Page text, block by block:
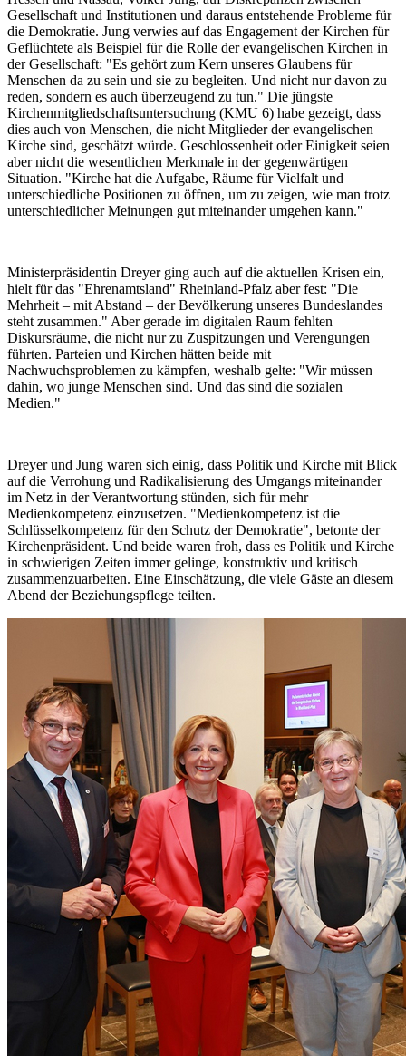
Gesellschaft und Institutionen und daraus entstehende Probleme für
die Demokratie. Jung verwies auf das Engagement der Kirchen für
Geflüchtete als Beispiel für die Rolle der evangelischen Kirchen in
der Gesellschaft: "Es gehört zum Kern unseres Glaubens für
Menschen da zu sein und sie zu begleiten. Und nicht nur davon zu
reden, sondern es auch überzeugend zu tun." Die jüngste
Kirchenmitgliedschaftsuntersuchung (KMU 6) habe gezeigt, dass
dies auch von Menschen, die nicht Mitglieder der evangelischen
Kirche sind, geschätzt würde. Geschlossenheit oder Einigkeit seien
aber nicht die wesentlichen Merkmale in der gegenwärtigen
Situation. "Kirche hat die Aufgabe, Räume für Vielfalt und
unterschiedliche Positionen zu öffnen, um zu zeigen, wie man trotz
unterschiedlicher Meinungen gut miteinander umgehen kann."
Ministerpräsidentin Dreyer ging auch auf die aktuellen Krisen ein,
hielt für das "Ehrenamtsland" Rheinland-Pfalz aber fest: "Die
Mehrheit – mit Abstand – der Bevölkerung unseres Bundeslandes
steht zusammen." Aber gerade im digitalen Raum fehlten
Diskursräume, die nicht nur zu Zuspitzungen und Verengungen
führten. Parteien und Kirchen hätten beide mit
Nachwuchsproblemen zu kämpfen, weshalb gelte: "Wir müssen
dahin, wo junge Menschen sind. Und das sind die sozialen
Medien."
Dreyer und Jung waren sich einig, dass Politik und Kirche mit Blick
auf die Verrohung und Radikalisierung des Umgangs miteinander
im Netz in der Verantwortung stünden, sich für mehr
Medienkompetenz einzusetzen. "Medienkompetenz ist die
Schlüsselkompetenz für den Schutz der Demokratie", betonte der
Kirchenpräsident. Und beide waren froh, dass es Politik und Kirche
in schwierigen Zeiten immer gelinge, konstruktiv und kritisch
zusammenzuarbeiten. Eine Einschätzung, die viele Gäste an diesem
Abend der Beziehungspflege teilten.